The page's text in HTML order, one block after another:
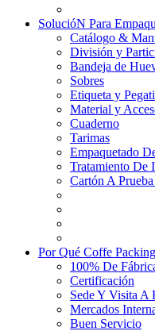
SolucióN Para
Catálogo &
División y
Bandeja de
Sobres
Etiqueta y
Material y
Cuaderno
Tarimas
Empaquetado
Tratamiento De
Cartón A
Por Qué Coffe Packing
100% De
Certificación
Sede Y Visita A
Mercados
Buen Servicio